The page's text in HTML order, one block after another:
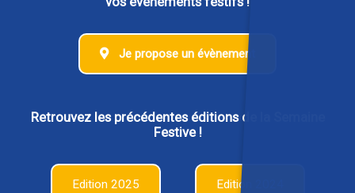
Je propose un évènement
Retrouvez les précédentes éditions de la Semaine
Festive !
Edition 2025 Edition 2024